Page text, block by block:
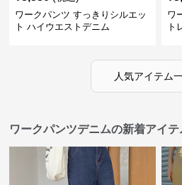
ワークパンツ すっきりシルエッ
ト ハイウエストデニム
ワ
ト
人気アイテム
ワークパンツデニムの新着アイテ